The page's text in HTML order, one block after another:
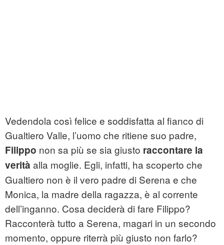
Vedendola così felice e soddisfatta al fianco di
Gualtiero Valle, l’uomo che ritiene suo padre,
Filippo non sa più se sia giusto raccontare la
verità alla moglie. Egli, infatti, ha scoperto che
Gualtiero non è il vero padre di Serena e che
Monica, la madre della ragazza, è al corrente
dell’inganno. Cosa deciderà di fare Filippo?
Racconterà tutto a Serena, magari in un secondo
momento, oppure riterrà più giusto non farlo?